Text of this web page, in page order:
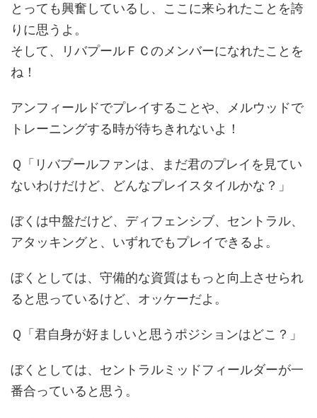
とっても興奮しているし、ここに来られたことを誇
りに思うよ。
そして、リバプールＦＣのメンバーになれたことを
ね！
アンフィールドでプレイすることや、メルウッドで
トレーニングする時が待ちきれないよ！
Ｑ「リバプールファンは、まだ君のプレイを見てい
ないわけだけど、どんなプレイスタイルかな？」
ぼくは中盤だけど、ディフェンシブ、セントラル、
アタッキングと、いずれでもプレイできるよ。
ぼくとしては、守備的な資質はもっと向上させられ
ると思っているけど、オッケーだよ。
Ｑ「君自身が好ましいと思うポジションはどこ？」
ぼくとしては、セントラルミッドフィールダーが一
番合っていると思う。